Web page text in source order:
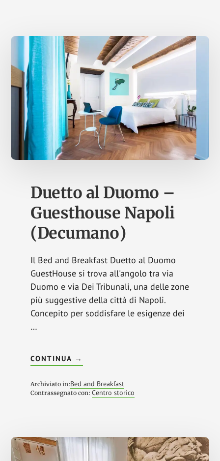
Duetto al Duomo –
Guesthouse Napoli
(Decumano)
Il Bed and Breakfast Duetto al Duomo
GuestHouse si trova all'angolo tra via
Duomo e via Dei Tribunali, una delle zone
più suggestive della città di Napoli.
Concepito per soddisfare le esigenze dei
…
CONTINUA INFODUETTO
AL
–
GUESTHOUSE
NAPOLI
→
Archiviato in:Bed and Breakfast
Contrassegnato con:Centro storico